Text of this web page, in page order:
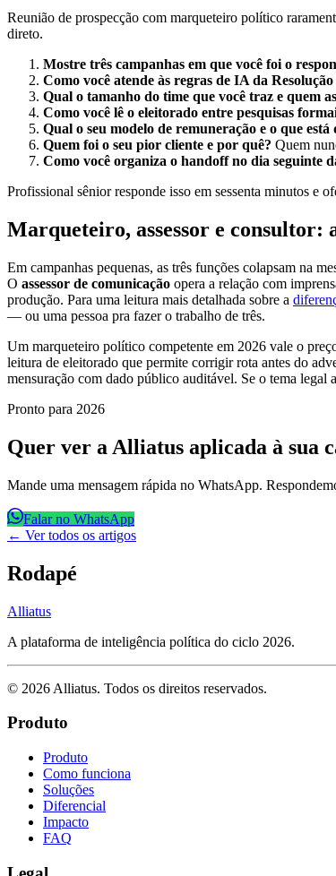
Reunião de prospecção com marqueteiro político
direto.
Mostre três campanhas em que você foi o
Como você atende às regras de IA da
Qual o tamanho do time que você traz e quem
Como você lê o eleitorado entre pesquisas
Qual o seu modelo de remuneração e o que
Quem foi o seu pior cliente e por quê? Quem
Como você organiza o handoff no dia seguinte
Profissional sênior responde isso em sessenta minutos e
Marqueteiro, assessor e consultor:
Em campanhas pequenas, as três funções colapsam na
O assessor de comunicação opera a relação com
produção. Para uma leitura mais detalhada sobre a
— ou uma pessoa pra fazer o trabalho de três.
Um marqueteiro político competente em 2026 vale o
leitura de eleitorado que permite corrigir rota antes do
mensuração com dado público auditável. Se o tema
Pronto para 2026
Quer ver a Alliatus aplicada à sua
Mande uma mensagem rápida no WhatsApp.
Falar no WhatsApp
← Ver todos os artigos
Rodapé
Alliatus
A plataforma de inteligência política do ciclo 2026.
© 2026 Alliatus. Todos os direitos reservados.
Produto
Produto
Como funciona
Soluções
Diferencial
Impacto
FAQ